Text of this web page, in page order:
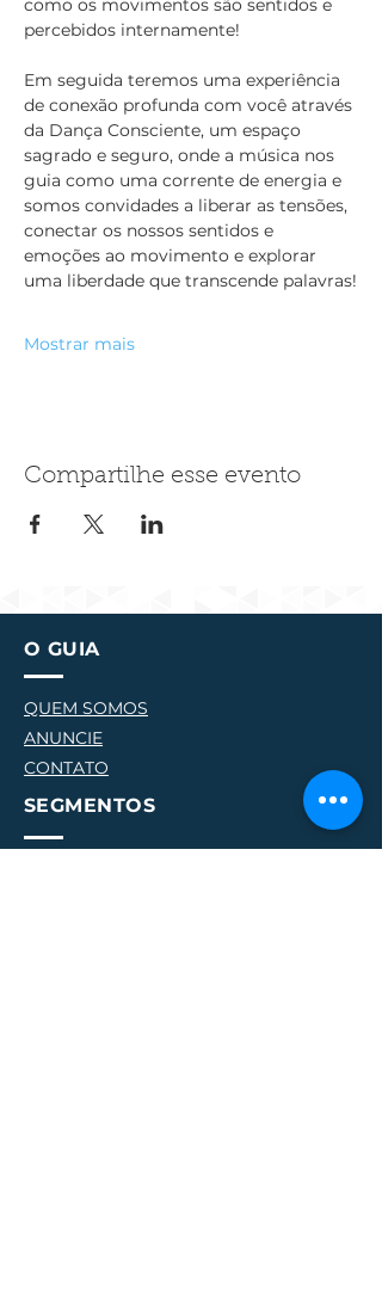
como os movimentos são sentidos e
percebidos internamente!
Em seguida teremos uma experiência
de conexão profunda com você através
da Dança Consciente, um espaço
sagrado e seguro, onde a música nos
guia como uma corrente de energia e
somos convidades a liberar as tensões,
conectar os nossos sentidos e
emoções ao movimento e explorar
uma liberdade que transcende palavras!
Mostrar mais
Compartilhe esse evento
O GUIA
QUEM SOMOS
ANUNCIE
CONTATO
SEGMENTOS